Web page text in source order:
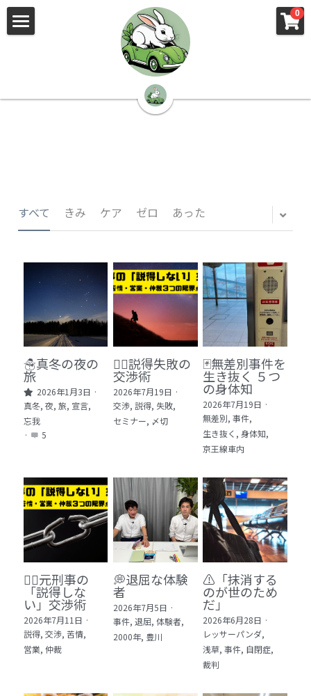
0
🌳株式会社 kibi🦉（トップ）
📰kibi log（ブログ）
🏢会社概要・プライバシーポリシー・プロフィ
📸Who am I?（プロフィール）
🏙️社員が防ぐ不正と犯罪
🙌自傷・他害・パニックは防げますか？
🏫社会福祉法人ぐらんま
🛒Learn More!（商品）
❓FAQ
📮ASK（無料読者登録 or 無料お問い合わせ）
📚 100冊の「本は飲み物」index
1 クレーム・犯罪・説得交渉 23冊
2 発達障害・精神疾患・ケア 29冊
3 身体知・非言語・情動 13冊
4 創作・芸術・神秘 30冊
5 教育・マネジメント・学修 20冊
ログイン/登録
検索
日本語
日本語
すべて きみ ケア ゼロ あった
☃️真冬の夜の
旅
2026年1月3日 ·
真冬, 夜, 旅, 宣言,
忘我
·
5
🕵️‍♂️説得失敗の
交渉術
2026年7月19日 ·
交渉, 説得, 失敗,
セミナー, 〆切
🃏無差別事件を
生き抜く ５つ
の身体知
2026年7月19日 ·
無差別, 事件,
生き抜く, 身体知,
京王線車内
🙅‍♂️元刑事の
「説得しな
い」交渉術
2026年7月11日 ·
説得, 交渉, 苦情,
営業, 仲裁
💭退屈な体験
者
2026年7月5日 ·
事件, 退屈, 体験者,
2000年, 豊川
⚠️「抹消する
のが世のため
だ」​
2026年6月28日 ·
レッサーパンダ,
浅草, 事件, 自閉症,
裁判
×
ストアカテゴリー
すべてのカテゴリー
×
ブログカテゴリー